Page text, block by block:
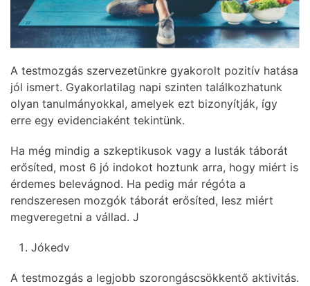
A testmozgás szervezetünkre gyakorolt pozitív hatása
jól ismert. Gyakorlatilag napi szinten találkozhatunk
olyan tanulmányokkal, amelyek ezt bizonyítják, így
erre egy evidenciaként tekintünk.
Ha még mindig a szkeptikusok vagy a lusták táborát
erősíted, most 6 jó indokot hoztunk arra, hogy miért is
érdemes belevágnod. Ha pedig már régóta a
rendszeresen mozgók táborát erősíted, lesz miért
megveregetni a vállad. J
Jókedv
A testmozgás a legjobb szorongáscsökkentő aktivitás.